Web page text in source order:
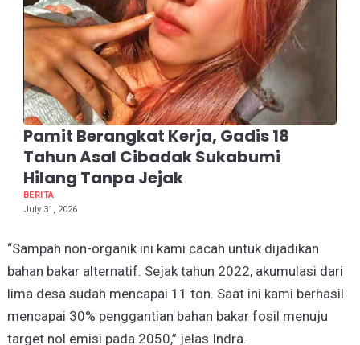
Pamit Berangkat Kerja, Gadis 18
Tahun Asal Cibadak Sukabumi
Hilang Tanpa Jejak
BERITA
July 31, 2026
“Sampah non-organik ini kami cacah untuk dijadikan
bahan bakar alternatif. Sejak tahun 2022, akumulasi dari
lima desa sudah mencapai 11 ton. Saat ini kami berhasil
mencapai 30% penggantian bahan bakar fosil menuju
target nol emisi pada 2050,” jelas Indra.